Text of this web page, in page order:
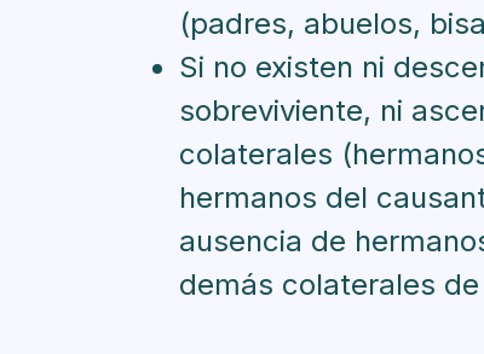
(padres, abuelos,
Si no existen ni
sobreviviente, ni
colaterales
hermanos del
ausencia de
demás colaterales